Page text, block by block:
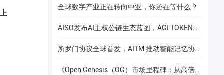
全球数字产业正在转向中亚，你还在等什么？
AISO发布AI主权公链生态蓝图，AGI TOKEN计划于12月24日上线Gate.io
所罗门协议全球首发，AITM 推动智能记忆协议进入全球协作阶段
《Open Genesis（OG）市场里程碑：从高倍增长到共识流动性的价值重构》